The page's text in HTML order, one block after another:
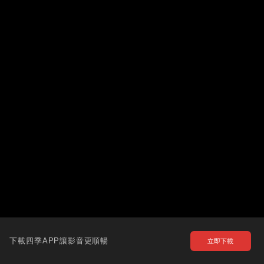
下載四季APP讓影音更順暢 立即下載